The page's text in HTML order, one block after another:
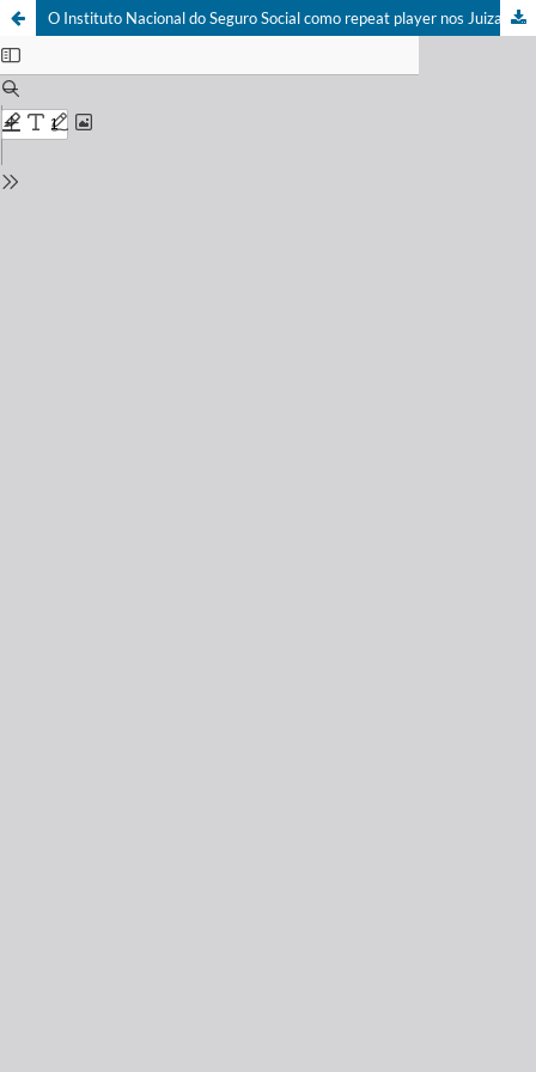
O Instituto Nacional do Seguro Social como repeat player nos Juizados Especiais Federais